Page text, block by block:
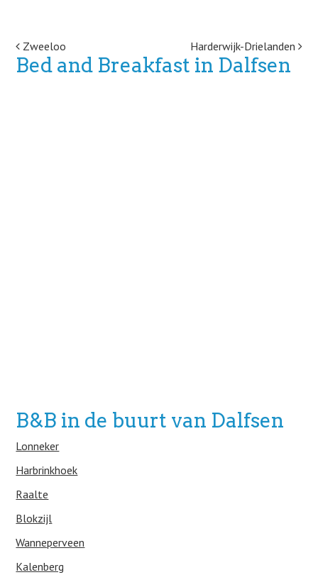
Post navigation
Zweeloo Harderwijk-Drielanden
Bed and Breakfast in Dalfsen
B&B in de buurt van Dalfsen
Lonneker
Harbrinkhoek
Raalte
Blokzijl
Wanneperveen
Kalenberg